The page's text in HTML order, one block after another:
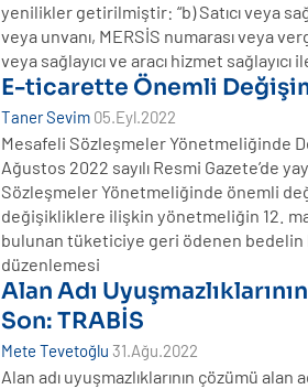
yenilikler getirilmiştir: “b) Satıcı veya
veya unvanı, MERSİS numarası veya
veya sağlayıcı ve aracı hizmet
E-ticarette Önemli
Taner Sevim 05.Eyl.2022
Mesafeli Sözleşmeler Yönetmeliğinde
Ağustos 2022 sayılı Resmi Gazete’de
Sözleşmeler Yönetmeliğinde önemli
değişikliklere ilişkin yönetmeliğin 12.
bulunan tüketiciye geri ödenen
düzenlemesi
Alan Adı
Son: TRABİS
Mete Tevetoğlu 31.Ağu.2022
Alan adı uyuşmazlıklarının çözümü